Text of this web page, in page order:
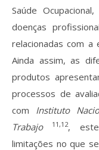
Saúde
doenças
relacionadas com a
Ainda assim, as
produtos
processos de
com Instituto
Trabajo
11,12, este
limitações no que